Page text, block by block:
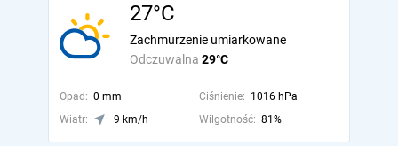
27°C
Odczuwalna 29°C
Zachmurzenie umiarkowane
Opad: 0 mm Ciśnienie: 1016 hPa
Wiatr:
9 km/h Wilgotność: 81%